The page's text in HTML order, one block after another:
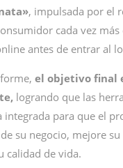
, impulsada por el
cada vez
antes de entrar al
el objetivo final
logrando que las
para que el
su negocio, mejore
calidad de vida.